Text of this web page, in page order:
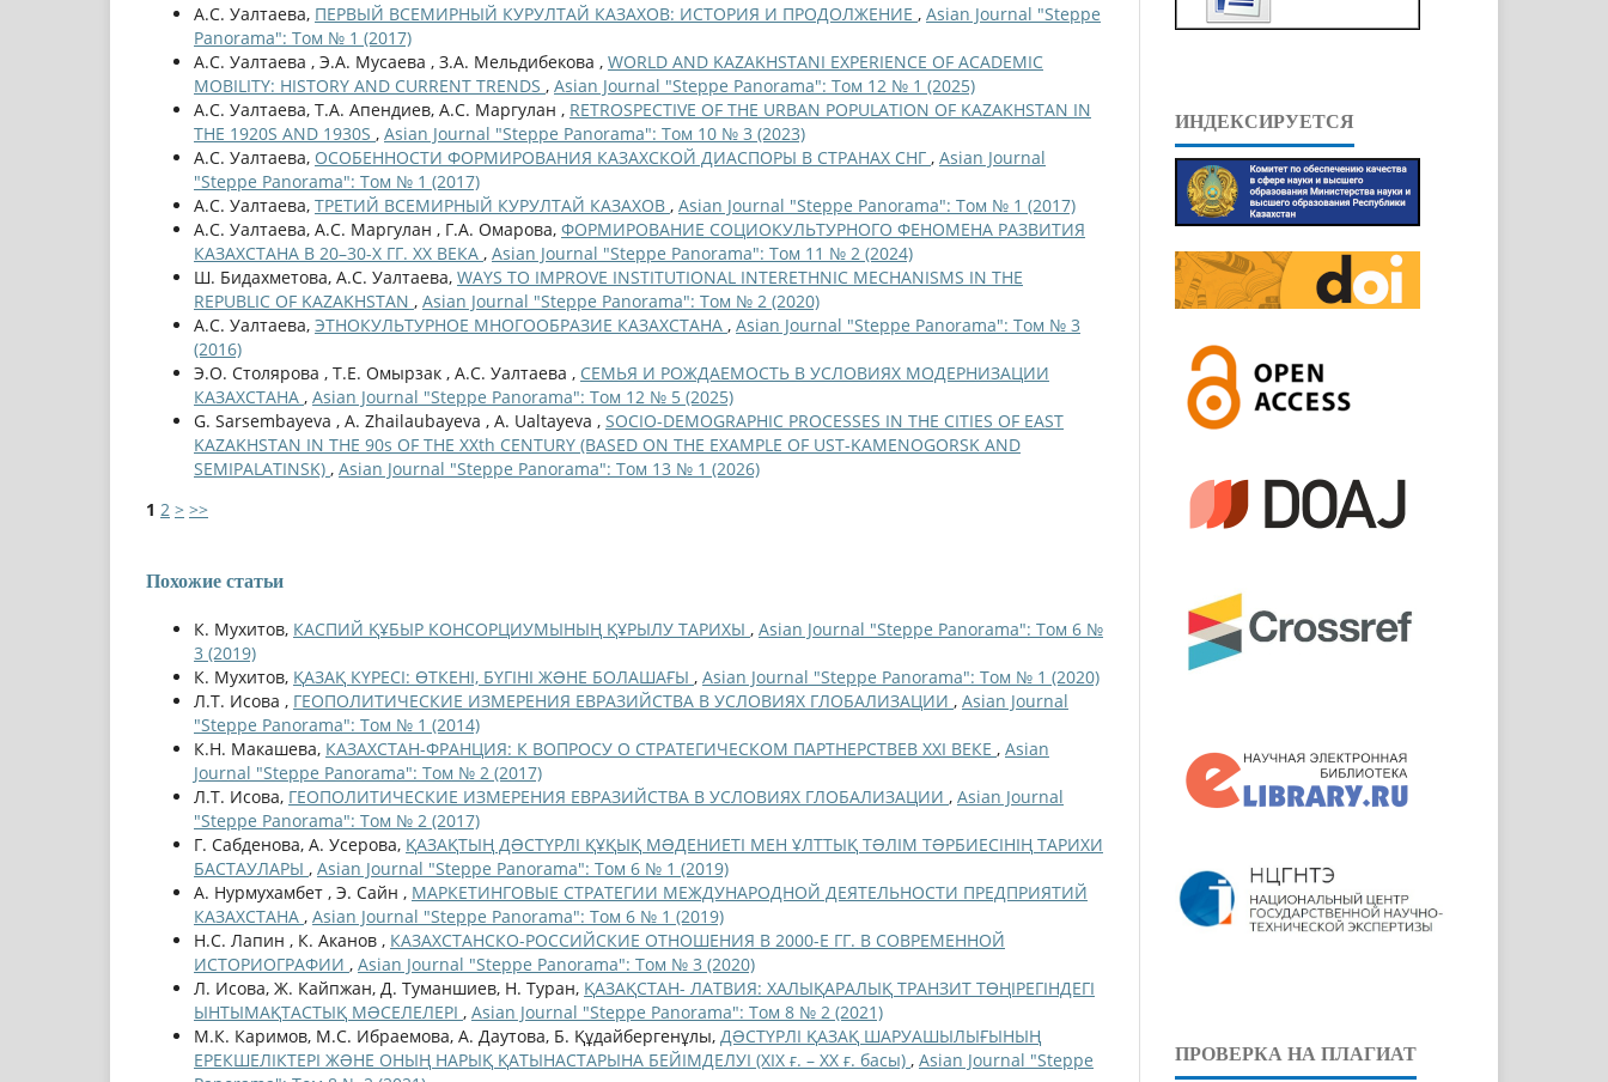
А.С. Уалтаева, ПЕРВЫЙ ВСЕМИРНЫЙ КУРУЛТАЙ КАЗАХОВ: ИСТОРИЯ И ПРОДОЛЖЕНИЕ , Asian Journal "Steppe
Panorama": Том № 1 (2017)
А.С. Уалтаева , Э.А. Мусаева , З.А. Мельдибекова , WORLD AND KAZAKHSTANI EXPERIENCE OF ACADEMIC
MOBILITY: HISTORY AND CURRENT TRENDS , Asian Journal "Steppe Panorama": Том 12 № 1 (2025)
А.С. Уалтаева, Т.А. Апендиев, А.С. Маргулан , RETROSPECTIVE OF THE URBAN POPULATION OF KAZAKHSTAN IN
THE 1920S AND 1930S , Asian Journal "Steppe Panorama": Том 10 № 3 (2023)
А.С. Уалтаева, ОСОБЕННОСТИ ФОРМИРОВАНИЯ КАЗАХСКОЙ ДИАСПОРЫ В СТРАНАХ СНГ , Asian Journal
"Steppe Panorama": Том № 1 (2017)
А.С. Уалтаева, ТРЕТИЙ ВСЕМИРНЫЙ КУРУЛТАЙ КАЗАХОВ , Asian Journal "Steppe Panorama": Том № 1 (2017)
А.С. Уалтаева, А.С. Маргулан , Г.А. Омарова, ФОРМИРОВАНИЕ СОЦИОКУЛЬТУРНОГО ФЕНОМЕНА РАЗВИТИЯ
КАЗАХСТАНА В 20–30-Х ГГ. XX ВЕКА , Asian Journal "Steppe Panorama": Том 11 № 2 (2024)
Ш. Бидахметова, А.С. Уалтаева, WAYS TO IMPROVE INSTITUTIONAL INTERETHNIC MECHANISMS IN THE
REPUBLIC OF KAZAKHSTAN , Asian Journal "Steppe Panorama": Том № 2 (2020)
А.С. Уалтаева, ЭТНОКУЛЬТУРНОЕ МНОГООБРАЗИЕ КАЗАХСТАНА , Asian Journal "Steppe Panorama": Том № 3
(2016)
Э.О. Столярова , Т.Е. Омырзак , А.С. Уалтаева , СЕМЬЯ И РОЖДАЕМОСТЬ В УСЛОВИЯХ МОДЕРНИЗАЦИИ
КАЗАХСТАНА , Asian Journal "Steppe Panorama": Том 12 № 5 (2025)
G. Sarsembayeva , A. Zhailaubayeva , A. Ualtayeva , SOCIO-DEMOGRAPHIC PROCESSES IN THE CITIES OF EAST
KAZAKHSTAN IN THE 90s OF THE ХХth CENTURY (BASED ON THE EXAMPLE OF UST-KAMENOGORSK AND
SEMIPALATINSK) , Asian Journal "Steppe Panorama": Том 13 № 1 (2026)
1 2 > >>
Похожие статьи
К. Мухитов, КАСПИЙ ҚҰБЫР КОНСОРЦИУМЫНЫҢ ҚҰРЫЛУ ТАРИХЫ , Asian Journal "Steppe Panorama": Том 6 №
3 (2019)
К. Мухитов, ҚАЗАҚ КҮРЕСІ: ӨТКЕНІ, БҮГІНІ ЖƏНЕ БОЛАШАҒЫ , Asian Journal "Steppe Panorama": Том № 1 (2020)
Л.Т. Исова , ГЕОПОЛИТИЧЕСКИЕ ИЗМЕРЕНИЯ ЕВРАЗИЙСТВА В УСЛОВИЯХ ГЛОБАЛИЗАЦИИ , Asian Journal
"Steppe Panorama": Том № 1 (2014)
К.Н. Макашева, КАЗАХСТАН-ФРАНЦИЯ: К ВОПРОСУ О СТРАТЕГИЧЕСКОМ ПАРТНЕРСТВЕВ ХХІ ВЕКЕ , Asian
Journal "Steppe Panorama": Том № 2 (2017)
Л.Т. Исова, ГЕОПОЛИТИЧЕСКИЕ ИЗМЕРЕНИЯ ЕВРАЗИЙСТВА В УСЛОВИЯХ ГЛОБАЛИЗАЦИИ , Asian Journal
"Steppe Panorama": Том № 2 (2017)
Г. Сабденова, А. Усерова, ҚАЗАҚТЫҢ ДƏСТҮРЛІ ҚҰҚЫҚ МƏДЕНИЕТІ МЕН ҰЛТТЫҚ ТƏЛІМ ТƏРБИЕСІНІҢ ТАРИХИ
БАСТАУЛАРЫ , Asian Journal "Steppe Panorama": Том 6 № 1 (2019)
А. Нурмухамбет , Э. Сайн , МАРКЕТИНГОВЫЕ СТРАТЕГИИ МЕЖДУНАРОДНОЙ ДЕЯТЕЛЬНОСТИ ПРЕДПРИЯТИЙ
КАЗАХСТАНА , Asian Journal "Steppe Panorama": Том 6 № 1 (2019)
Н.С. Лапин , К. Аканов , КАЗАХСТАНСКО-РОССИЙСКИЕ ОТНОШЕНИЯ В 2000-Е ГГ. В СОВРЕМЕННОЙ
ИСТОРИОГРАФИИ , Asian Journal "Steppe Panorama": Том № 3 (2020)
Л. Исова, Ж. Кайпжан, Д. Туманшиев, Н. Тyран, ҚАЗАҚСТАН- ЛАТВИЯ: ХАЛЫҚАРАЛЫҚ ТРАНЗИТ ТӨҢІРЕГІНДЕГІ
ЫНТЫМАҚТАСТЫҚ МƏСЕЛЕЛЕРІ , Asian Journal "Steppe Panorama": Том 8 № 2 (2021)
М.К. Каримов, М.С. Ибраемова, А. Даутова, Б. Құдайбергенұлы, ДƏСТҮРЛІ ҚАЗАҚ ШАРУАШЫЛЫҒЫНЫҢ
ЕРЕКШЕЛІКТЕРІ ЖƏНЕ ОНЫҢ НАРЫҚ ҚАТЫНАСТАРЫНА БЕЙІМДЕЛУІ (ХІХ ғ. – ХХ ғ. басы) , Asian Journal "Steppe
ИНДЕКСИРУЕТСЯ
ПРОВЕРКА НА ПЛАГИАТ